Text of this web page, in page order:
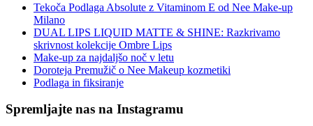
Tekoča Podlaga Absolute z Vitaminom E od Nee Make-up
Milano
DUAL LIPS LIQUID MATTE & SHINE: Razkrivamo
skrivnost kolekcije Ombre Lips
Make-up za najdaljšo noč v letu
Doroteja Premužič o Nee Makeup kozmetiki
Podlaga in fiksiranje
Spremljajte nas na Instagramu